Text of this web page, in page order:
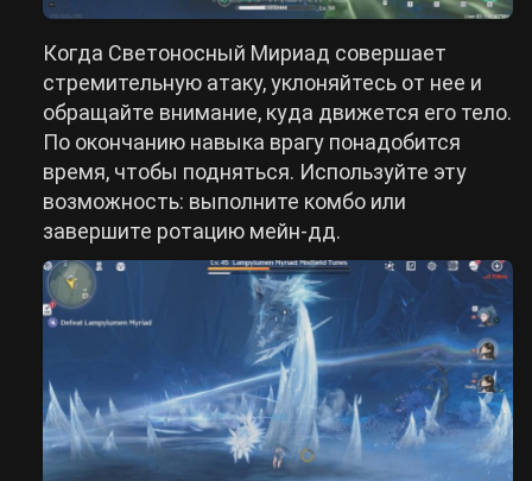
Когда Светоносный Мириад совершает
стремительную атаку, уклоняйтесь от нее и
обращайте внимание, куда движется его тело.
По окончанию навыка врагу понадобится
время, чтобы подняться. Используйте эту
возможность: выполните комбо или
завершите ротацию мейн-дд.